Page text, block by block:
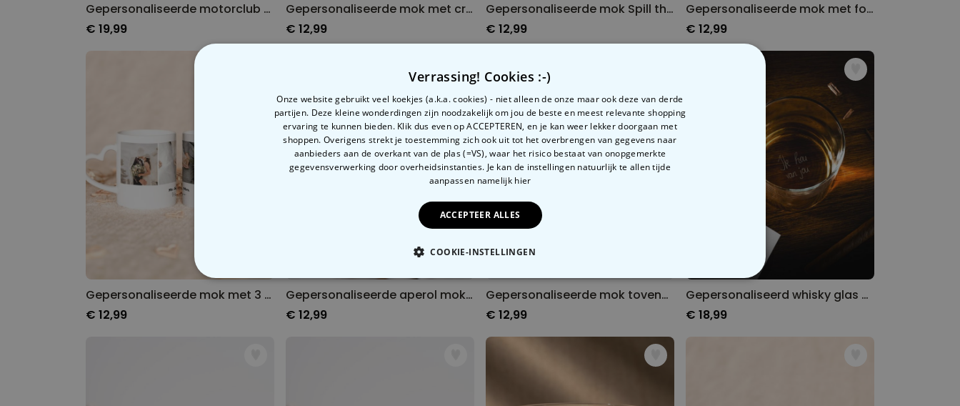
Gepersonaliseerde motorclub bierpul
€ 19,99
Gepersonaliseerde mok met creditcard en tekst
€ 12,99
Gepersonaliseerde mok Spill the Tea
€ 12,99
Gepersonaliseerde mok met foto en naam
€ 12,99
Gepersonaliseerde mok met 3 foto’s en tekst
€ 12,99
Gepersonaliseerde aperol mok met tekst
€ 12,99
Gepersonaliseerde mok tovenaars
€ 12,99
Gepersonaliseerd whisky glas met jouw handschrift
€ 18,99
Verrassing! Cookies :-)
Onze website gebruikt veel koekjes (a.k.a. cookies) - niet alleen de onze maar ook deze van derde
partijen. Deze kleine wonderdingen zijn noodzakelijk om jou de beste en meest relevante shopping
ervaring te kunnen bieden. Klik dus even op ACCEPTEREN, en je kan weer lekker doorgaan met
shoppen. Overigens strekt je toestemming zich ook uit tot het overbrengen van gegevens naar
aanbieders aan de overkant van de plas (=VS), waar het risico bestaat van onopgemerkte
gegevensverwerking door overheidsinstanties. Je kan de instellingen natuurlijk te allen tijde
aanpassen namelijk hier
ACCEPTEER ALLES
COOKIE-INSTELLINGEN